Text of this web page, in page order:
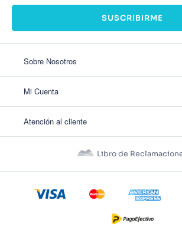
SUSCRIBIRME
Sobre Nosotros
Nuestas tiendas
Mi Cuenta
Ver mis Pedidos
Recuperar Contraseña
Atención al cliente
Políticas de Privacidad
Políticas de Cookies
Términos y Condiciones Promos
Libro de